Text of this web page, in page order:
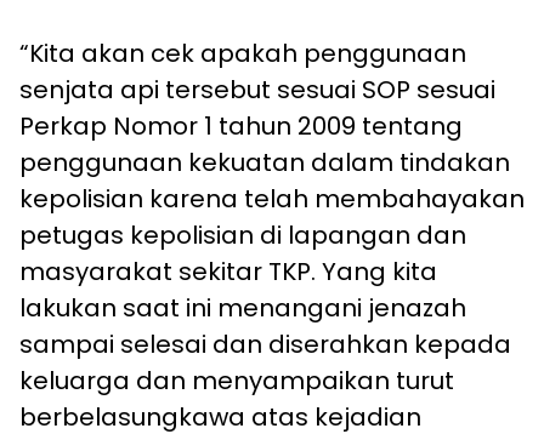
“Kita akan cek apakah penggunaan
senjata api tersebut sesuai SOP sesuai
Perkap Nomor 1 tahun 2009 tentang
penggunaan kekuatan dalam tindakan
kepolisian karena telah membahayakan
petugas kepolisian di lapangan dan
masyarakat sekitar TKP. Yang kita
lakukan saat ini menangani jenazah
sampai selesai dan diserahkan kepada
keluarga dan menyampaikan turut
berbelasungkawa atas kejadian